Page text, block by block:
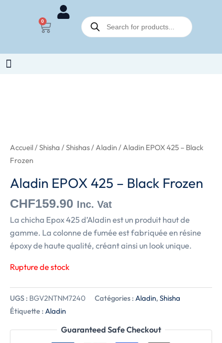
0
Panier
Recherche
de
produits
Accueil/Shisha /Shishas/Aladin/ Aladin EPOX 425 – Black
Frozen
Aladin EPOX 425 – Black Frozen
CHF159.90 Inc. Vat
La chicha Epox 425 d’Aladin est un produit haut de
gamme. La colonne de fumée est fabriquée en résine
époxy de haute qualité, créant ainsi un look unique.
Rupture de stock
UGS : BGV2NTNM7240 Catégories : Aladin, Shisha
Étiquette : Aladin
Guaranteed Safe Checkout